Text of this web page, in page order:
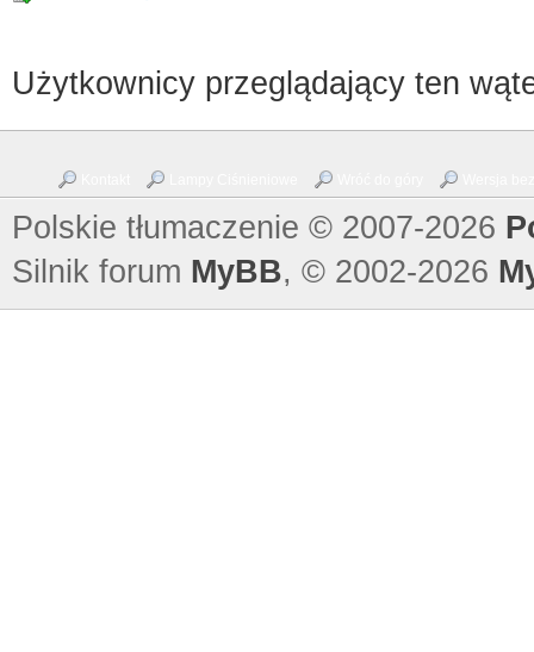
Użytkownicy przeglądający ten
Polskie tłumaczenie © 2007-2026
Silnik forum MyBB, © 2002-2026